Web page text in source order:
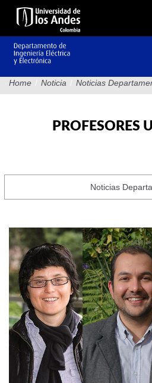
Pasar
contenido
principal
Home / Noticia / Noticias
PROFESORES
Noticias